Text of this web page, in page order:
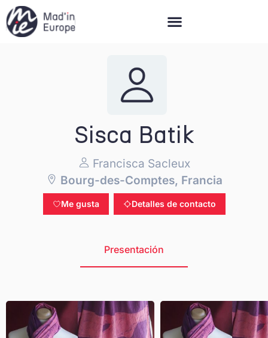
Sisca Batik
Francisca Sacleux
Bourg-des-Comptes, Francia
Me gusta Detalles de contacto
Presentación